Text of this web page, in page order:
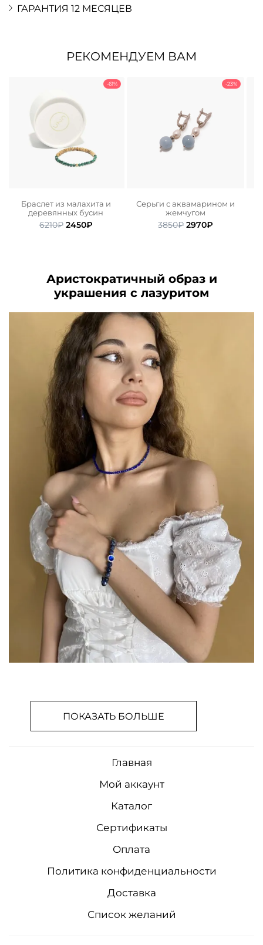
ГАРАНТИЯ 12 МЕСЯЦЕВ
РЕКОМЕНДУЕМ ВАМ
-61%
Браслет из малахита и
деревянных бусин
6210₽ Первоначальная
2450₽Текущая
-23%
Серьги с аквамарином и
жемчугом
3850₽ Первоначальная
2970₽
Аристократичный образ и
украшения с лазуритом
ПОКАЗАТЬ БОЛЬШЕ
Главная
Мой аккаунт
Каталог
Сертификаты
Оплата
Политика конфиденциальности
Доставка
Список желаний